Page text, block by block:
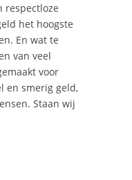
respectloze
het hoogste
En wat te
van veel
voor
en smerig geld,
Staan wij